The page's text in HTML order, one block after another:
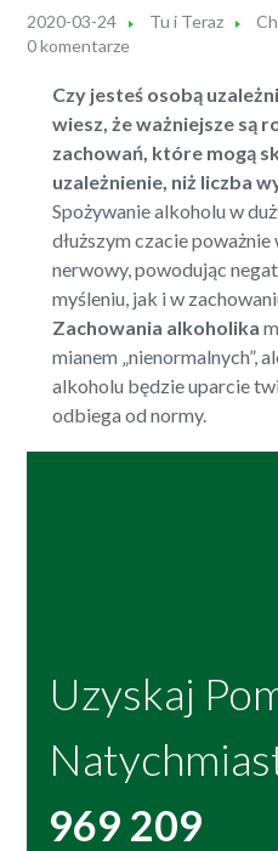
2020-03-24 Tu i Teraz
0 komentarze
Czy jesteś osobą
wiesz, że ważniejsze są
zachowań, które mogą
uzależnienie, niż liczba
Spożywanie alkoholu w
dłuższym czacie poważnie
nerwowy, powodując
myśleniu, jak i w
Zachowania alkoholika
mianem „nienormalnych”,
alkoholu będzie uparcie
odbiega od normy.
Uzyskaj
969 209